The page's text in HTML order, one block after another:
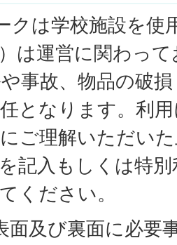
クは学校施設を使
は運営に関わっ
事故、物品の破
となります。利
ご理解いただい
記入もしくは特
ください。
面及び裏面に必要